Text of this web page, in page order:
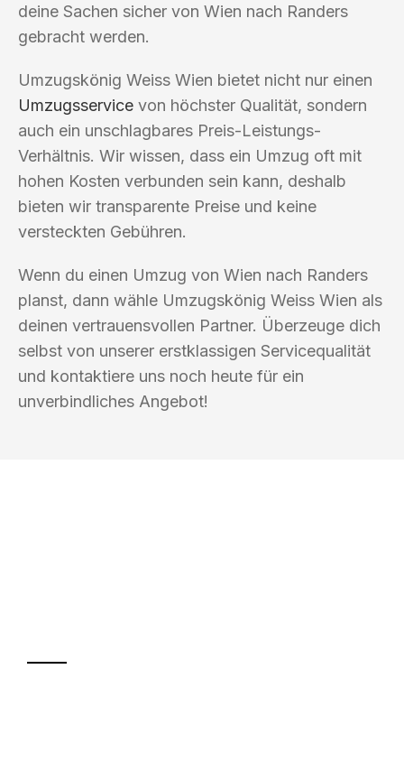
deine Sachen sicher von Wien nach Randers
gebracht werden.
Umzugskönig Weiss Wien bietet nicht nur einen
Umzugsservice von höchster Qualität, sondern
auch ein unschlagbares Preis-Leistungs-
Verhältnis. Wir wissen, dass ein Umzug oft mit
hohen Kosten verbunden sein kann, deshalb
bieten wir transparente Preise und keine
versteckten Gebühren.
Wenn du einen Umzug von Wien nach Randers
planst, dann wähle Umzugskönig Weiss Wien als
deinen vertrauensvollen Partner. Überzeuge dich
selbst von unserer erstklassigen Servicequalität
und kontaktiere uns noch heute für ein
unverbindliches Angebot!